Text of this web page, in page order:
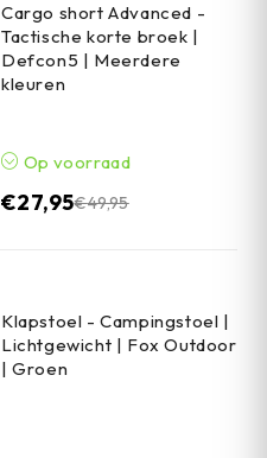
Cargo short Advanced -
Tactische korte broek |
Defcon5 | Meerdere
kleuren
Op voorraad
€49,95
€27,95
Klapstoel - Campingstoel |
Lichtgewicht | Fox Outdoor
| Groen